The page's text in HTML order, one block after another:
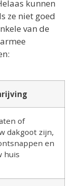
kunnen
ze niet goed
van de
of
dakgoot zijn,
en
huis